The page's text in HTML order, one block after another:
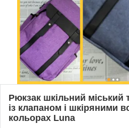
Рюкзак шкільний міський
із клапаном і шкіряними
кольорах Luna